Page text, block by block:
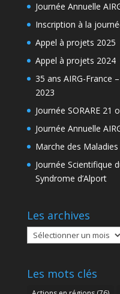
Journée Annuelle
Inscription à la
Appel à projets 2025
Appel à projets 2024
35 ans AIRG-France
2023
Journée SORARE 21
Journée Annuelle
Marche des
Journée Scientifique
Syndrome d’Alport
Les archives
Les
archives
Les mots clés